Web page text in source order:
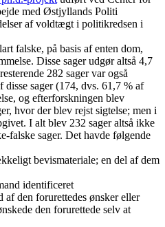
med Østjyllands Politi
af voldtægt i politikredsen i
falske, på basis af enten dom,
Disse sager udgør altså 4,7
282 sager var også
sager (174, dvs. 61,7 % af
og efterforskningen blev
hvor der blev rejst sigtelse; men i
I alt blev 232 sager altså ikke
falske sager. Det havde følgende
bevismateriale; en del af dem
identificeret
af den forurettedes ønsker eller
den forurettede selv at